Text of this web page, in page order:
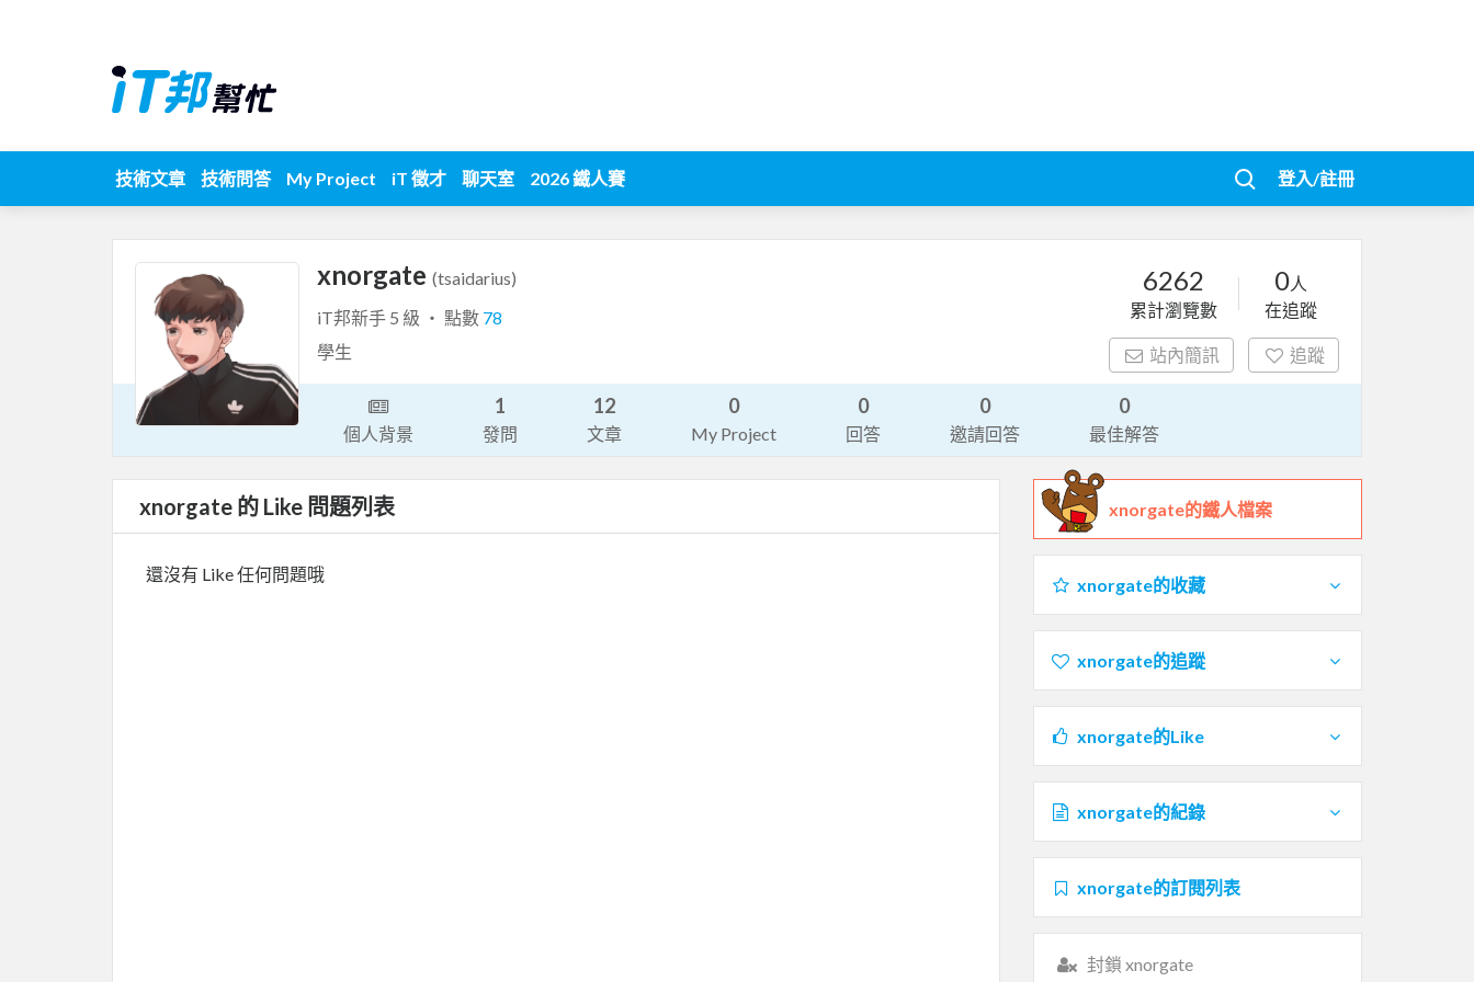
技術文章 技術問答 My Project iT 徵才 聊天室 2026 鐵人賽 登入/註冊
xnorgate (tsaidarius)
iT邦新手 5 級 ‧ 點數 78
學生
6262
累計瀏覽數
0人
在追蹤
站內簡訊 追蹤
個人背景
1
發問
12
文章
0
My Project
0
回答
0
邀請回答
0
最佳解答
xnorgate 的 Like 問題列表
還沒有 Like 任何問題哦
xnorgate的鐵人檔案
xnorgate的收藏
xnorgate的追蹤
xnorgate的Like
xnorgate的紀錄
xnorgate的訂閱列表
封鎖 xnorgate